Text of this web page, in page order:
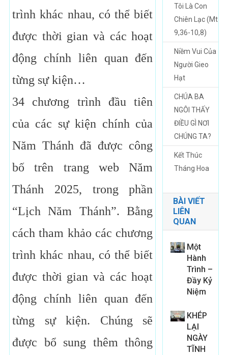
trình khác nhau, có thể biết
được thời gian và các hoạt
động chính liên quan đến
từng sự kiện…
34 chương trình đầu tiên
của các sự kiện chính của
Năm Thánh đã được công
bố trên trang web Năm
Thánh 2025, trong phần
“Lịch Năm Thánh”. Bằng
cách tham khảo các chương
trình khác nhau, có thể biết
được thời gian và các hoạt
động chính liên quan đến
từng sự kiện. Chúng sẽ
được bổ sung thêm thông
Tôi Là Con
Chiên Lạc (Mt
9,36-10,8)
Niềm Vui Của
Người Gieo
Hạt
CHÚA BA
NGÔI THẤY
ĐIỀU GÌ NƠI
CHÚNG TA?
Kết Thúc
Tháng Hoa
BÀI VIẾT
LIÊN
QUAN
Một
Hành
Trình –
Đầy Kỷ
Niệm
KHÉP
LẠI
NGÀY
TĨNH